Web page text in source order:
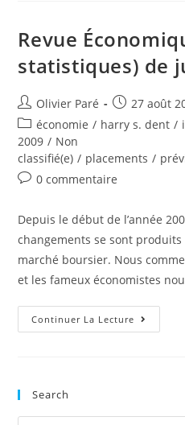
Selon-
?
Revue
statistiques) de
Auteur/autrice
de
la
publication :
Olivier Paré
Post
published:
27 août
Post
category:
économie / harry s. dent /
2009 / Non
classifié(e) / placements /
Post0 commentaire
Depuis le début de l’année
changements se sont produits
marché boursier. Nous
et les fameux économistes
Continuer La Lecture Revue
Search